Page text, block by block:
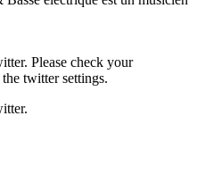
Please check your
twitter settings.